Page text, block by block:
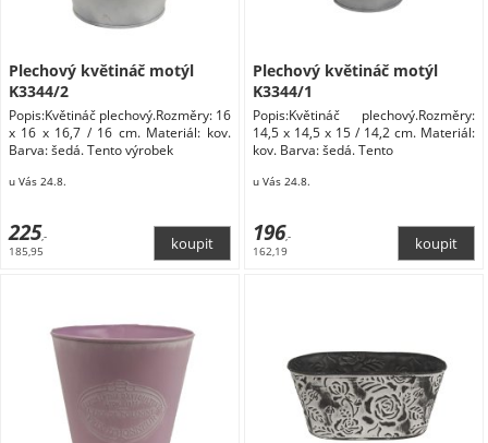
Plechový květináč motýl
K3344/2
Popis:Květináč plechový.Rozměry: 16
x 16 x 16,7 / 16 cm. Materiál: kov.
Barva: šedá. Tento výrobek
u Vás 24.8.
225,-
185,95
Plechový květináč motýl
K3344/1
Popis:Květináč plechový.Rozměry:
14,5 x 14,5 x 15 / 14,2 cm. Materiál:
kov. Barva: šedá. Tento
u Vás 24.8.
196,-
162,19